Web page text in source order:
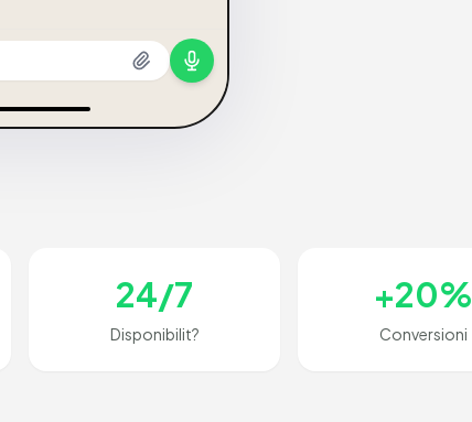
24/7
Disponibilit?
+20%
Conversioni